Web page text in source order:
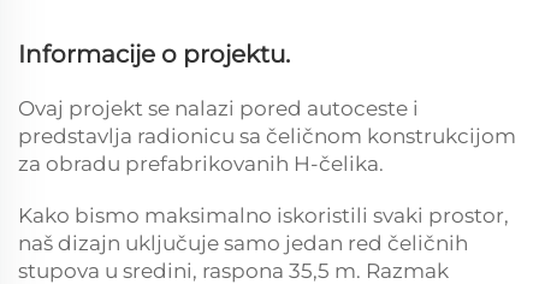
Informacije o projektu.
Ovaj projekt se nalazi pored autoceste i
predstavlja radionicu sa čeličnom konstrukcijom
za obradu prefabrikovanih H-čelika.
Kako bismo maksimalno iskoristili svaki prostor,
naš dizajn uključuje samo jedan red čeličnih
stupova u sredini, raspona 35,5 m. Razmak